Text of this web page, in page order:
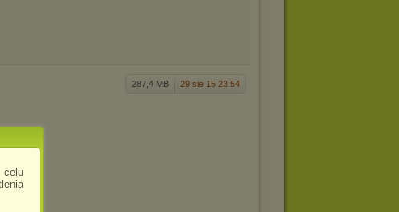
287,4 MB 29 sie 15 23:54